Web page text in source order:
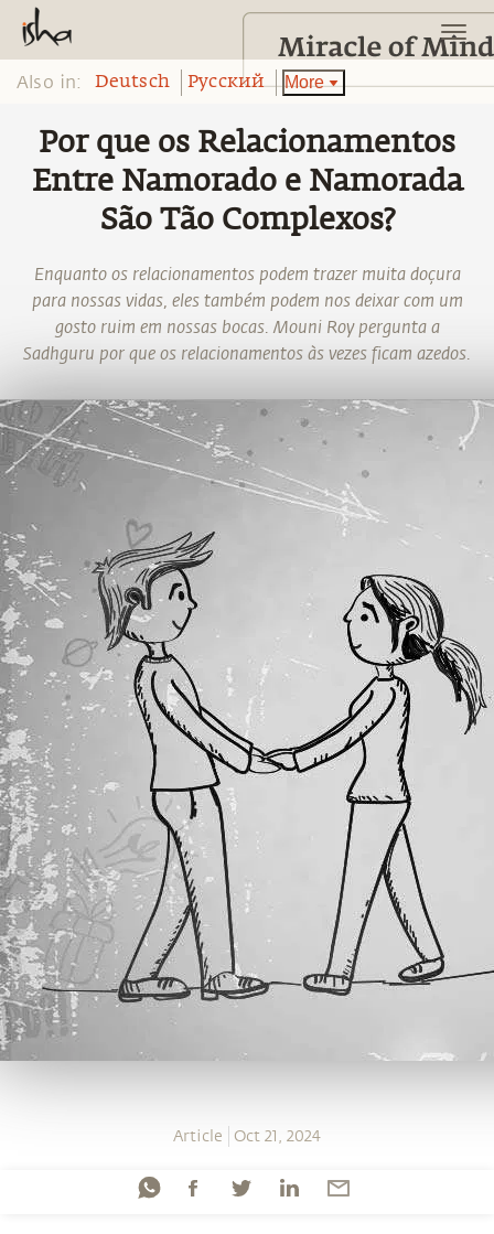
Also in: Deutsch Pусский More
Por que os Relacionamentos
Entre Namorado e Namorada
São Tão Complexos?
Enquanto os relacionamentos podem trazer muita doçura
para nossas vidas, eles também podem nos deixar com um
gosto ruim em nossas bocas. Mouni Roy pergunta a
Sadhguru por que os relacionamentos às vezes ficam azedos.
Article Oct 21, 2024